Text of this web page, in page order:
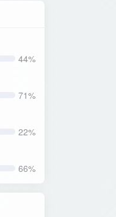
44%
71%
22%
66%